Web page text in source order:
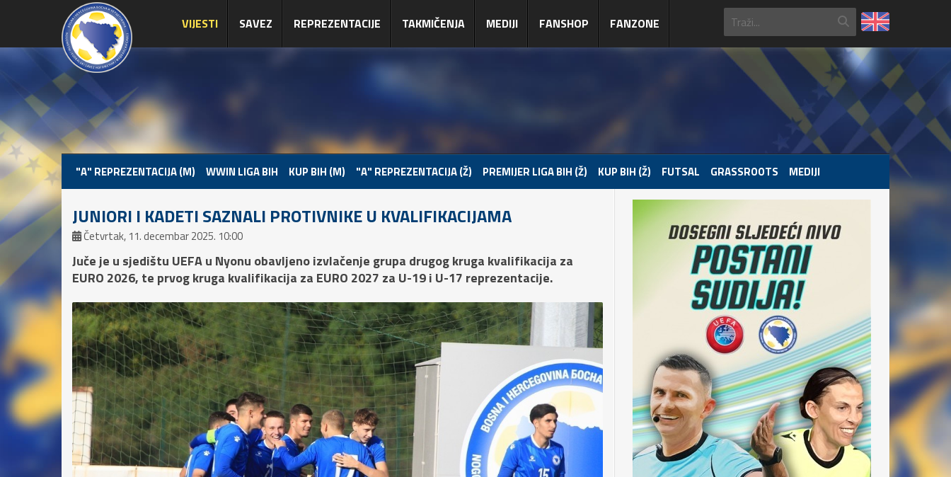
VIJESTI SAVEZ REPREZENTACIJE TAKMIČENJA MEDIJI FANSHOP FANZONE
"A" REPREZENTACIJA (M) WWIN LIGA BIH KUP BIH (M) "A" REPREZENTACIJA (Ž) PREMIJER LIGA BIH (Ž) KUP BIH (Ž) FUTSAL GRASSROOTS MEDIJI
JUNIORI I KADETI SAZNALI PROTIVNIKE U KVALIFIKACIJAMA
Četvrtak, 11. decembar 2025. 10:00
Juče je u sjedištu UEFA u Nyonu obavljeno izvlačenje grupa drugog kruga kvalifikacija za
EURO 2026, te prvog kruga kvalifikacija za EURO 2027 za U-19 i U-17 reprezentacije.